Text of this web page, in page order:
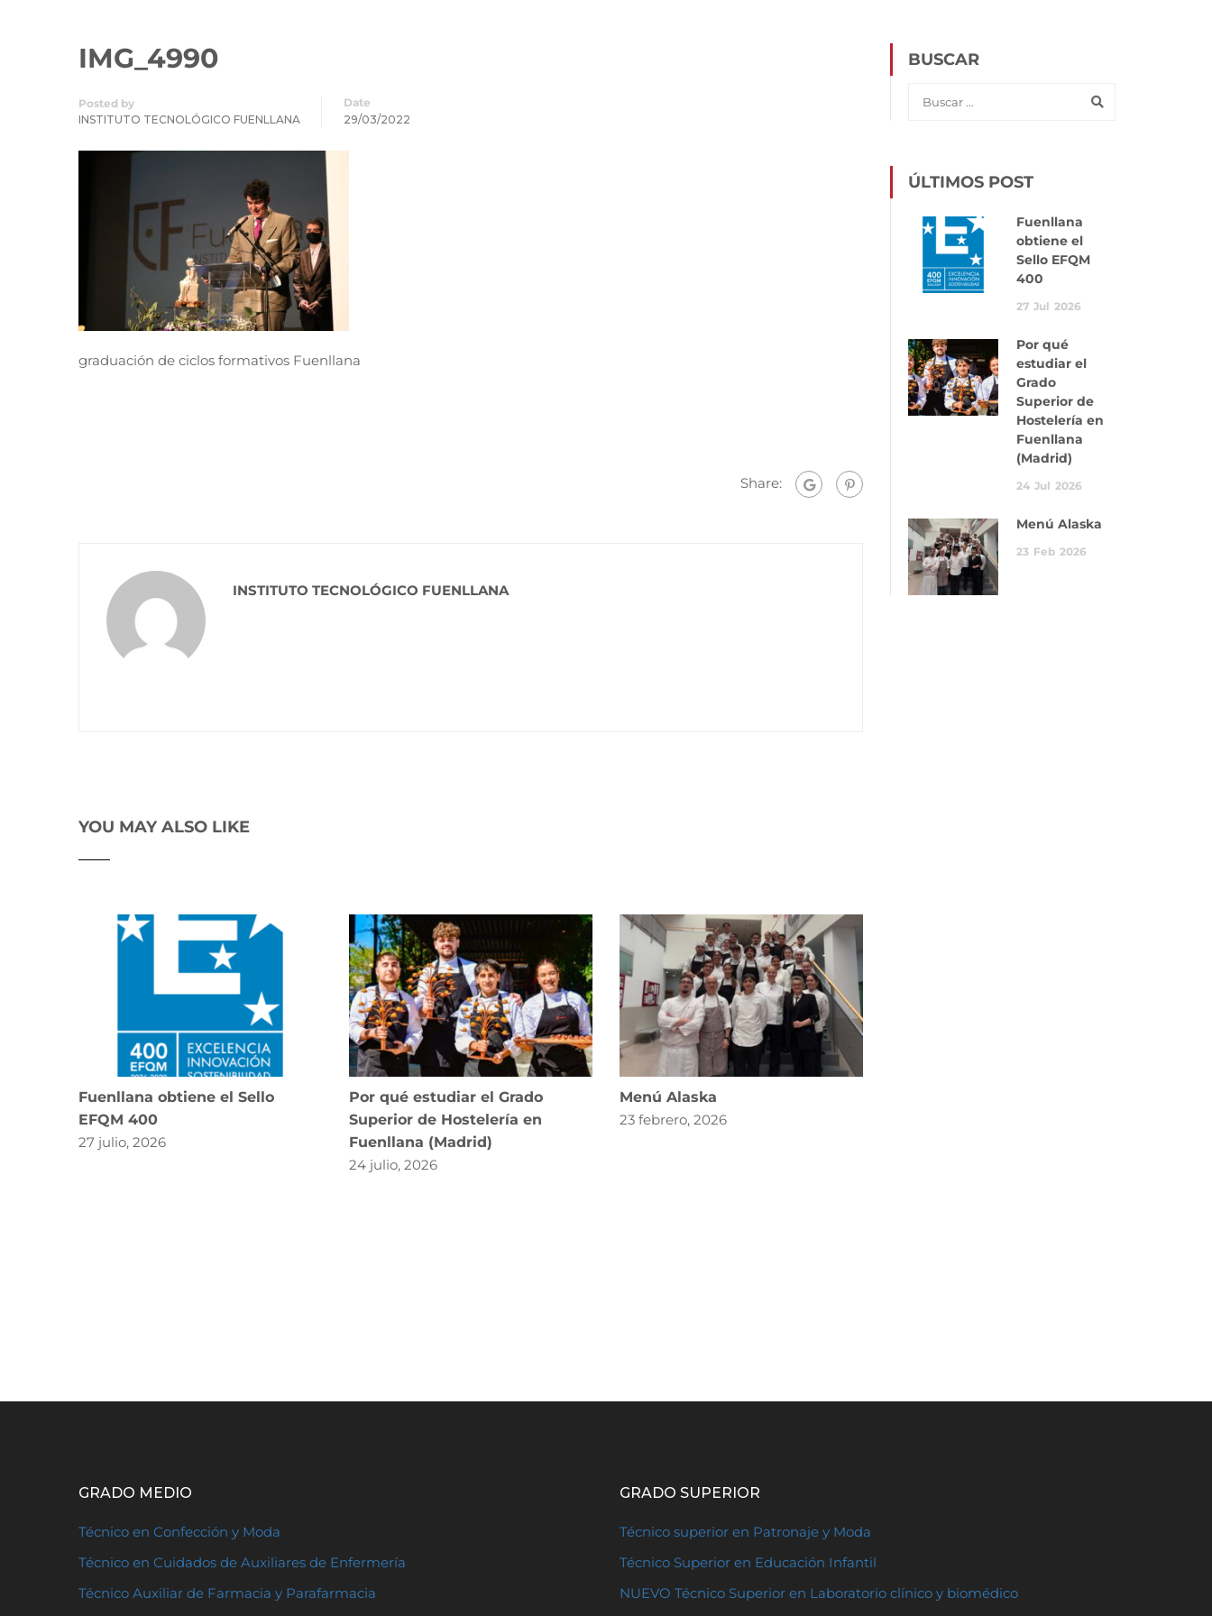
IMG_4990
Posted by
INSTITUTO TECNOLÓGICO FUENLLANA
Date
29/03/2022
graduación de ciclos formativos Fuenllana
Share:
INSTITUTO TECNOLÓGICO FUENLLANA
YOU MAY ALSO LIKE
Fuenllana obtiene el Sello
EFQM 400
27 julio, 2026
Por qué estudiar el Grado
Superior de Hostelería en
Fuenllana (Madrid)
24 julio, 2026
Menú Alaska
23 febrero, 2026
BUSCAR
ÚLTIMOS POST
Fuenllana
obtiene el
Sello EFQM
400
27 Jul 2026
Por qué
estudiar el
Grado
Superior de
Hostelería en
Fuenllana
(Madrid)
24 Jul 2026
Menú Alaska
23 Feb 2026
GRADO MEDIO
Técnico en Confección y Moda
Técnico en Cuidados de Auxiliares de Enfermería
Técnico Auxiliar de Farmacia y Parafarmacia
GRADO SUPERIOR
Técnico superior en Patronaje y Moda
Técnico Superior en Educación Infantil
NUEVO Técnico Superior en Laboratorio clínico y biomédico